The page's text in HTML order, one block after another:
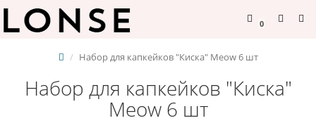
0
Набор для капкейков "Киска" Meow 6 шт
Набор для капкейков "Киска"
Meow 6 шт